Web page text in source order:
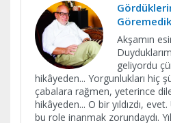
Akşamın
geliyordu
hikâyeden... Yorgunlukları hiç
çabalara rağmen, yeterince
hikâyeden... O bir yıldızdı,
bu role inanmak zorundaydı.